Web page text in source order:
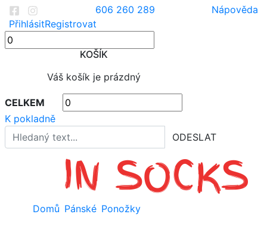
606 260 289
Nápověda
PřihlásitRegistrovat
KOŠÍK
Váš košík je prázdný
CELKEM
K pokladně
ODESLAT
Domů Pánské Ponožky